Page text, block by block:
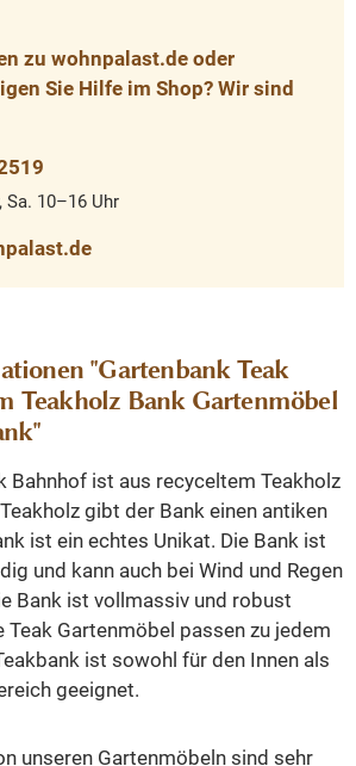
zu wohnpalast.de oder
Sie Hilfe im Shop? Wir sind
Sa. 10–16 Uhr
"Gartenbank Teak
Teakholz Bank Gartenmöbel
Bahnhof ist aus recyceltem Teakholz
gibt der Bank einen antiken
ist ein echtes Unikat. Die Bank ist
und kann auch bei Wind und Regen
Bank ist vollmassiv und robust
Teak Gartenmöbel passen zu jedem
ist sowohl für den Innen als
geeignet.
unseren Gartenmöbeln sind sehr